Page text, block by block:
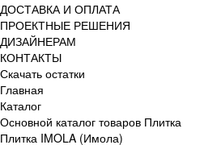
ДОСТАВКА И ОПЛАТА
ПРОЕКТНЫЕ РЕШЕНИЯ
ДИЗАЙНЕРАМ
КОНТАКТЫ
Скачать остатки
Главная
Каталог
Основной каталог товаров Плитка
Плитка IMOLA (Имола)